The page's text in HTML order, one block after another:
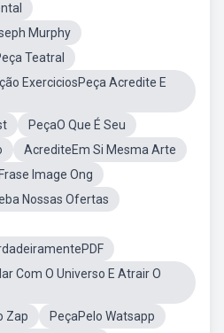
Murphy
Teatral
ExerciciosPeça Acredite E
PeçaO Que É Seu
AcrediteEm Si Mesma Arte
Image Ong
Nossas Ofertas
Com O Universo E Atrair O
Zap
PeçaPelo Watsapp